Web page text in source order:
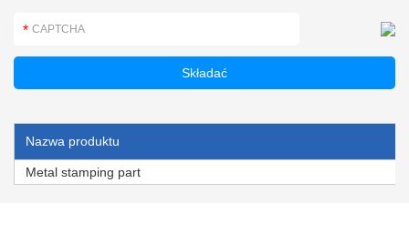
Nazwa produktu
Metal stamping part